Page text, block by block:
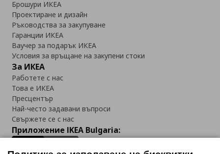
Брошури ИКЕА
Проектиране и дизайн
Ръководства за закупуване
Гаранции ИКЕА
Ваучер за подарък ИКЕА
Условия за връщане на закупени стоки
За ИКЕА
Работете с нас
Това е ИКЕА
Пресцентър
Най-често задавани въпроси
Свържете се с нас
Приложение IKEA Bulgaria: